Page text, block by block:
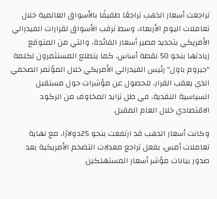
تراجعت أسعار الذهب تراجعًا طفيفًا بالأسواق العالمية خلال
تعاملات اليوم الأربعاء، وسط ترقب الأسواق لقرارات الفيدرالي
الأمريكي بتحديد مصير أسعار الفائدة، والتي من المتوقع
زيادتها بنحو 50 نقطة أساس، كما يتطلع المستثمرون لكلمة
"جيروم باول" رئيس الفيدرالي الأمريكي خلال المؤتمر الصحفي
الذي يعقب القرار، للحصول عن مؤشرات حول مستقبل
السياسية النقدية، في ظل تزايد المخاوف من الركود
الاقتصادي خلال العام المقبل.
وكانت أسعار الذهب قد ارتفعت بنحو 25دولارًا، مع نهاية
تعاملات أمس، بفعل تراجع معدلات التضخم الأمريكية بعد
صدور بيانات مؤشر أسعار المستهلكين.